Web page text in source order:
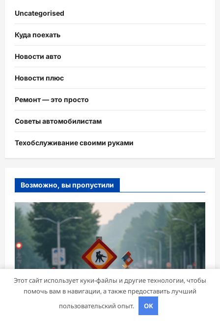
Uncategorised
Куда поехать
Новости авто
Новости плюс
Ремонт — это просто
Советы автомобилистам
Техобслуживание своими руками
Возможно, вы пропустили
Этот сайт использует куки-файлы и другие технологии, чтобы
помочь вам в навигации, а также предоставить лучший
пользовательский опыт.
OK